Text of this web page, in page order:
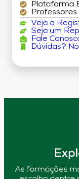
Plataforma
Veja o
Seja um
Fale
Dúvidas?
As formações